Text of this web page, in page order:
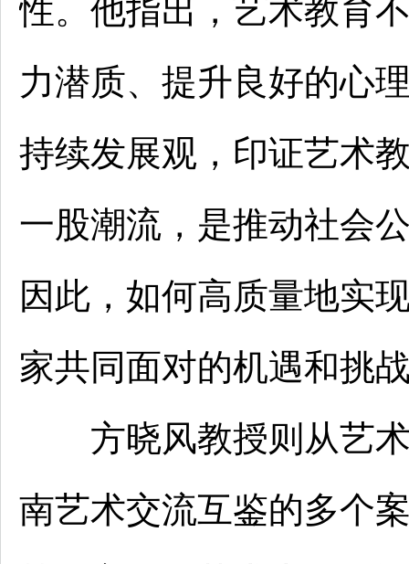
性。他指出，艺术教育
力潜质、提升良好的心
持续发展观，印证艺术
一股潮流，是推动社会
因此，如何高质量地实
家共同面对的机遇和挑
方晓风教授则从艺术
南艺术交流互鉴的多个